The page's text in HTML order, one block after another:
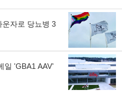
운자로 당뇨병 3
일 'GBA1 AAV'